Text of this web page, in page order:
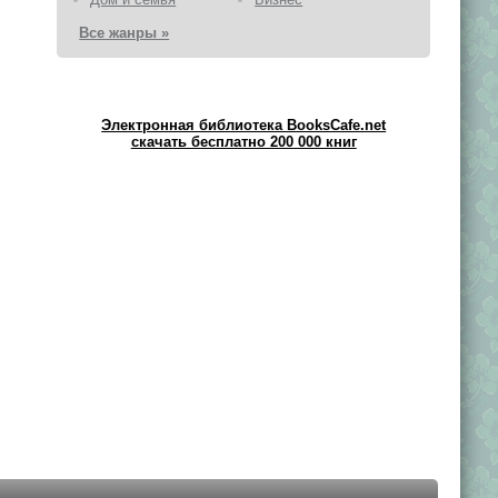
Все жанры »
Электронная библиотека BooksCafe.net
скачать бесплатно 200 000 книг